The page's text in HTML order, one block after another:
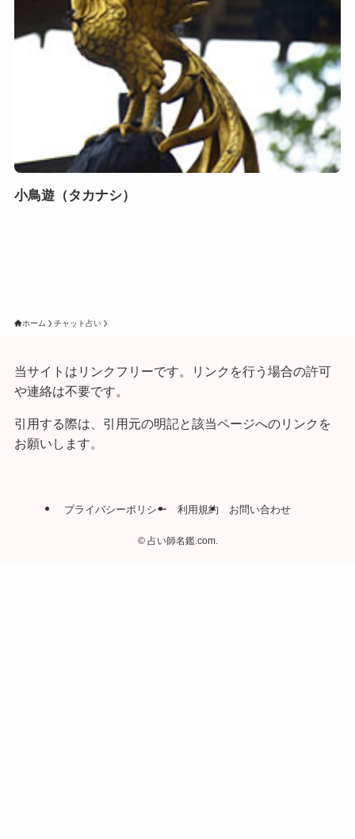
小鳥遊（タカナシ）
ホーム チャット占い
当サイトはリンクフリーです。リンクを行う場合の許可
や連絡は不要です。
引用する際は、引用元の明記と該当ページへのリンクを
お願いします。
プライバシーポリシー 利用規約 お問い合わせ
©占い師名鑑.com.